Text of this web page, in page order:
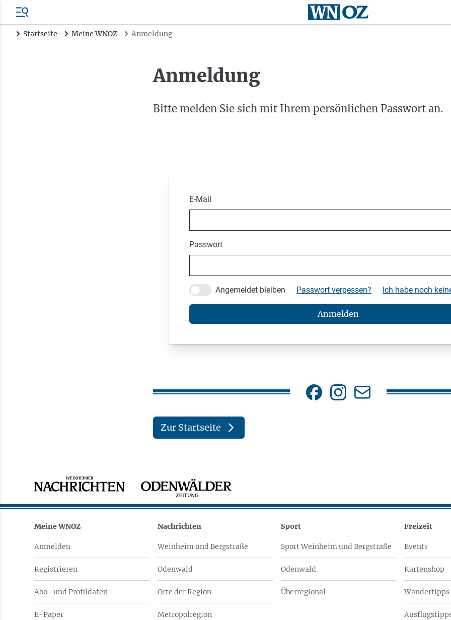
Startseite Meine WNOZ Anmeldung
Anmeldung
Bitte melden Sie sich mit Ihrem persönlichen Passwort an.
E-Mail
Passwort
Angemeldet bleiben Passwort vergessen? Ich habe noch
Anmelden
Zur Startseite
Meine WNOZ
Anmelden
Registrieren
Abo- und Profildaten
E-Paper
Nachrichten
Weinheim und Bergstraße
Odenwald
Orte der Region
Metropolregion
Sport
Sport Weinheim und Bergstraße
Odenwald
Überregional
Freizeit
Events
Kartenshop
Wandertipps